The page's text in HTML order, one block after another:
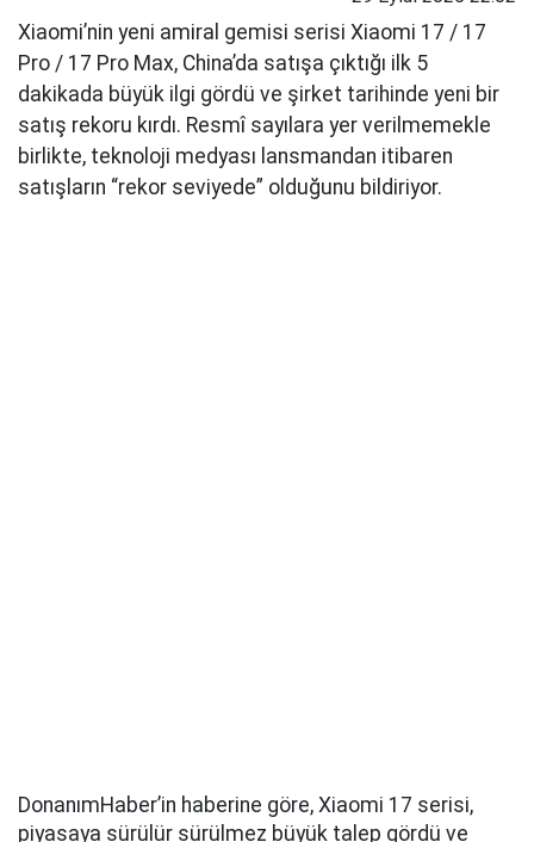
Xiaomi’nin yeni amiral gemisi serisi Xiaomi 17 / 17
Pro / 17 Pro Max, China’da satışa çıktığı ilk 5
dakikada büyük ilgi gördü ve şirket tarihinde yeni bir
satış rekoru kırdı. Resmî sayılara yer verilmemekle
birlikte, teknoloji medyası lansmandan itibaren
satışların “rekor seviyede” olduğunu bildiriyor.
DonanımHaber’in haberine göre, Xiaomi 17 serisi,
piyasaya sürülür sürülmez büyük talep gördü ve